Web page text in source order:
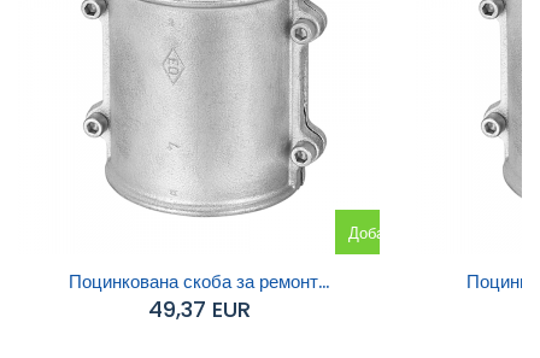
Добавяне
Поцинкована скоба за ремонт...
49,37 EUR